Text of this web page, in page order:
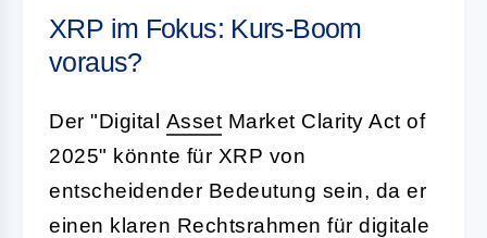
XRP im Fokus: Kurs-Boom
voraus?
Der "Digital Asset Market Clarity Act of
2025" könnte für XRP von
entscheidender Bedeutung sein, da er
einen klaren Rechtsrahmen für digitale